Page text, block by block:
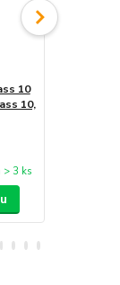
10
10,
> 3 ks